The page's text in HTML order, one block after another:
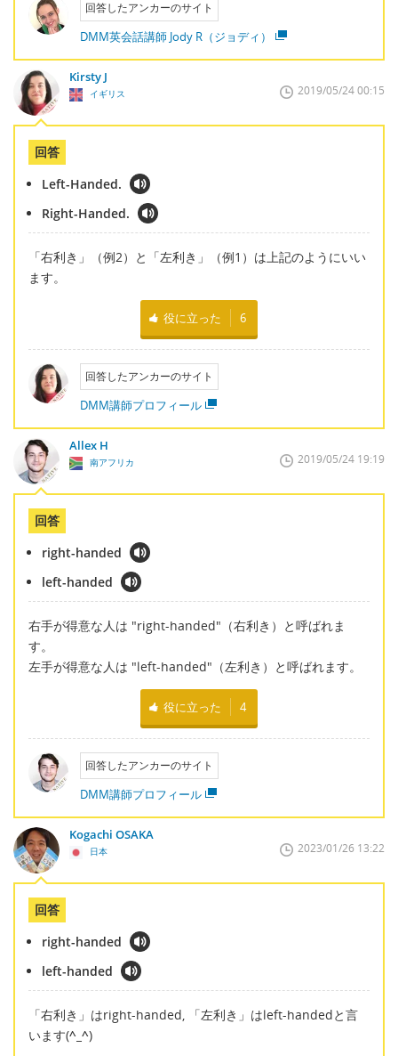
回答したアンカーのサイト
DMM英会話講師 Jody R（ジョディ）
Kirsty J
イギリス 2019/05/24 00:15
回答
Left-Handed.
Right-Handed.
「右利き」（例2）と「左利き」（例1）は上記のようにいい
ます。
役に立った 6
回答したアンカーのサイト
DMM講師プロフィール
Allex H
南アフリカ 2019/05/24 19:19
回答
right-handed
left-handed
右手が得意な人は "right-handed"（右利き）と呼ばれま
す。
左手が得意な人は "left-handed"（左利き）と呼ばれます。
役に立った 4
回答したアンカーのサイト
DMM講師プロフィール
Kogachi OSAKA
日本 2023/01/26 13:22
回答
right-handed
left-handed
「右利き」はright-handed, 「左利き」はleft-handedと言
います(^_^)